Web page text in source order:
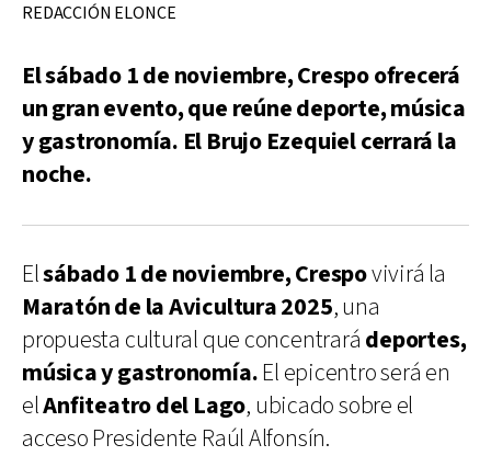
REDACCIÓN ELONCE
El sábado 1 de noviembre, Crespo ofrecerá
un gran evento, que reúne deporte, música
y gastronomía. El Brujo Ezequiel cerrará la
noche.
Elsábado 1 de noviembre, Crespovivirá la
Maratón de la Avicultura 2025, una
propuesta cultural que concentrará deportes,
música y gastronomía.El epicentro será en
elAnfiteatro del Lago, ubicado sobre el
acceso Presidente Raúl Alfonsín.